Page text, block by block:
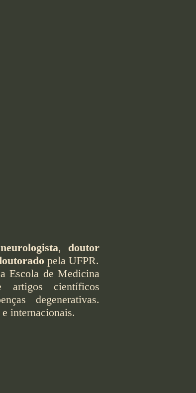
neurologista, doutor
pela UFPR.
Escola de Medicina
artigos científicos
degenerativas.
internacionais.